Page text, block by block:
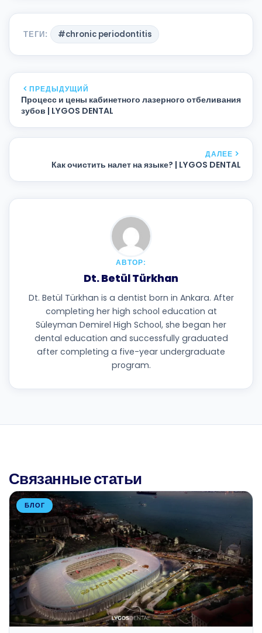
ТЕГИ: #chronic periodontitis
ПРЕДЫДУЩИЙ
Процесс и цены кабинетного лазерного отбеливания
зубов | LYGOS DENTAL
ДАЛЕЕ
Как очистить налет на языке? | LYGOS DENTAL
АВТОР:
Dt. Betül Türkhan
Dt. Betül Türkhan is a dentist born in Ankara. After
completing her high school education at
Süleyman Demirel High School, she began her
dental education and successfully graduated
after completing a five-year undergraduate
program.
Связанные статьи
БЛОГ